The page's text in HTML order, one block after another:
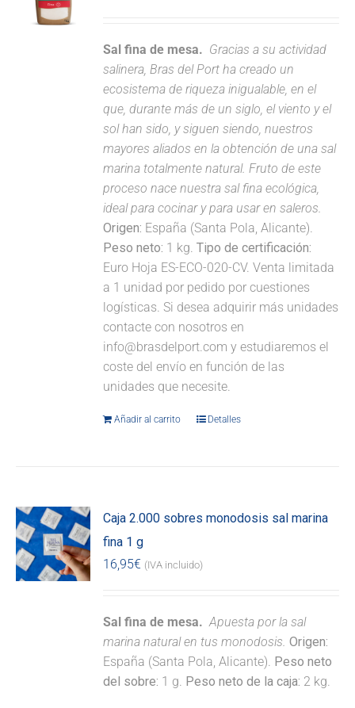
Sal fina de mesa. Gracias a su actividad
salinera, Bras del Port ha creado un
ecosistema de riqueza inigualable, en el
que, durante más de un siglo, el viento y el
sol han sido, y siguen siendo, nuestros
mayores aliados en la obtención de una sal
marina totalmente natural. Fruto de este
proceso nace nuestra sal fina ecológica,
ideal para cocinar y para usar en saleros.
Origen: España (Santa Pola, Alicante).
Peso neto: 1 kg.Tipo de certificación:
Euro Hoja ES-ECO-020-CV. Venta limitada
a 1 unidad por pedido por cuestiones
logísticas. Si desea adquirir más unidades
contacte con nosotros en
info@brasdelport.com y estudiaremos el
coste del envío en función de las
unidades que necesite.
Añadir al carrito Detalles
Caja 2.000 sobres monodosis sal marina
fina 1 g
16,95€ (IVA incluido)
Sal fina de mesa. Apuesta por la sal
marina natural en tus monodosis. Origen:
España (Santa Pola, Alicante). Peso neto
del sobre: 1 g. Peso neto de la caja: 2 kg.